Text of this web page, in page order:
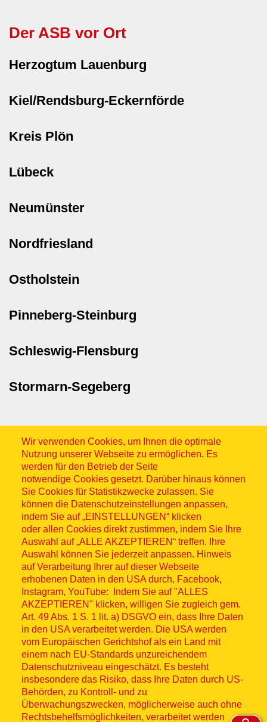
Der ASB vor Ort
Herzogtum Lauenburg
Kiel/Rendsburg-Eckernförde
Kreis Plön
Lübeck
Neumünster
Nordfriesland
Ostholstein
Pinneberg-Steinburg
Schleswig-Flensburg
Stormarn-Segeberg
Wir verwenden Cookies, um Ihnen die optimale
Nutzung unserer Webseite zu ermöglichen. Es
werden für den Betrieb der Seite
notwendige Cookies gesetzt. Darüber hinaus können
Sie Cookies für Statistikzwecke zulassen. Sie
können die Datenschutzeinstellungen anpassen,
indem Sie auf „EINSTELLUNGEN“ klicken
oder allen Cookies direkt zustimmen, indem Sie Ihre
Auswahl auf „ALLE AKZEPTIEREN“ treffen. Ihre
Auswahl können Sie jederzeit anpassen. Hinweis
auf Verarbeitung Ihrer auf dieser Webseite
erhobenen Daten in den USA durch, Facebook,
Instagram, YouTube: Indem Sie auf "ALLES
AKZEPTIEREN" klicken, willigen Sie zugleich gem.
Art. 49 Abs. 1 S. 1 lit. a) DSGVO ein, dass Ihre Daten
in den USA verarbeitet werden. Die USA werden
vom Europäischen Gerichtshof als ein Land mit
einem nach EU-Standards unzureichendem
Datenschutzniveau eingeschätzt. Es besteht
insbesondere das Risiko, dass Ihre Daten durch US-
Behörden, zu Kontroll- und zu
Überwachungszwecken, möglicherweise auch ohne
Rechtsbehelfsmöglichkeiten, verarbeitet werden
Sitemap
© ASB 2026
Fußzeilenmenü
Impressum
Datenschutz
Kontakt
Hinweisgebersystem
Lieferkette